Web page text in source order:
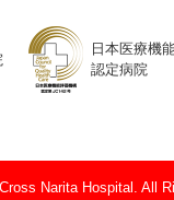
日本医療機
認定病院
Narita Hospital. All